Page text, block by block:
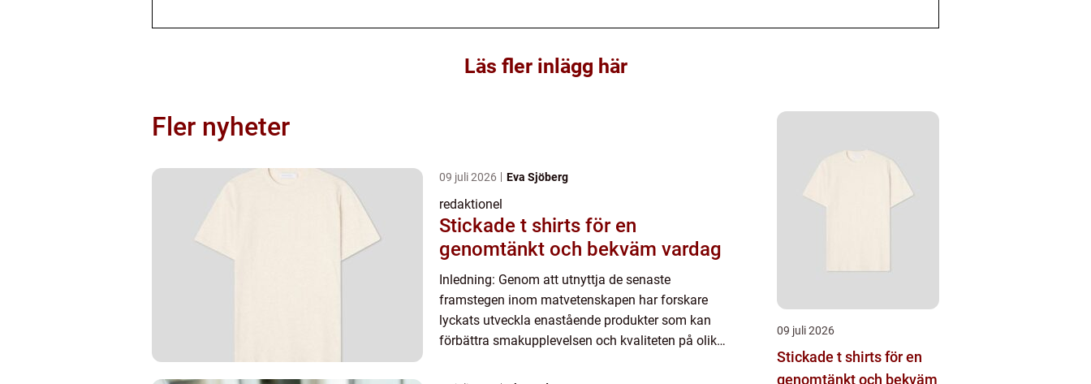
Läs fler inlägg här
Fler nyheter
09 juli 2026 Eva Sjöberg
redaktionel
Stickade t shirts för en
genomtänkt och bekväm vardag
Inledning: Genom att utnyttja de senaste
framstegen inom matvetenskapen har forskare
lyckats utveckla enastående produkter som kan
förbättra smakupplevelsen och kvaliteten på olika
09 juli 2026
Stickade t shirts för en
genomtänkt och bekväm